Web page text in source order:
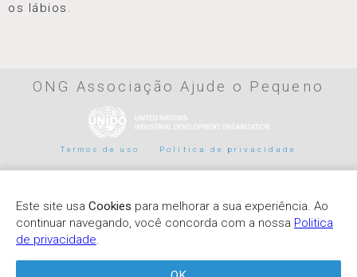
os lábios.
ONG Associação Ajude o Pequeno
Termos de uso Politica de privacidade
Este site usa Cookies para melhorar a sua experiência. Ao
continuar navegando, você concorda com a nossa Politica
de privacidade.